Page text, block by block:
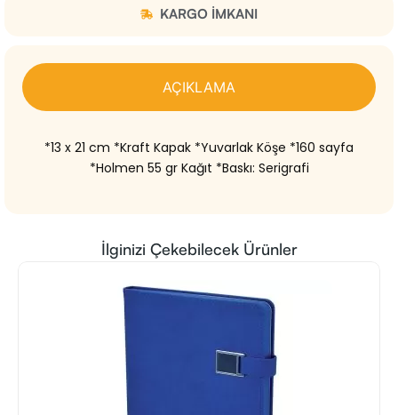
KARGO IMKANI
AÇIKLAMA
*13 x 21 cm *Kraft Kapak *Yuvarlak Köşe *160 sayfa
*Holmen 55 gr Kağıt *Baskı: Serigrafi
İlginizi Çekebilecek Ürünler